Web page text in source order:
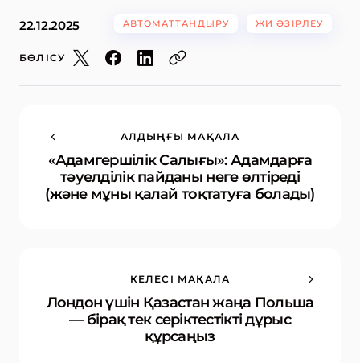
22.12.2025 АВТОМАТТАНДЫРУ ЖИ ӘЗІРЛЕУ
БӨЛІСУ
АЛДЫҢҒЫ МАҚАЛА
«Адамгершілік Салығы»: Адамдарға
тәуелділік пайданы неге өлтіреді
(және мұны қалай тоқтатуға болады)
КЕЛЕСІ МАҚАЛА
Лондон үшін Қазастан жаңа Польша
— бірақ тек серіктестікті дұрыс
құрсаңыз